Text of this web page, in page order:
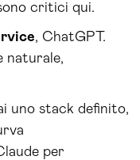
critici qui.
, ChatGPT.
naturale,
uno stack definito,
per